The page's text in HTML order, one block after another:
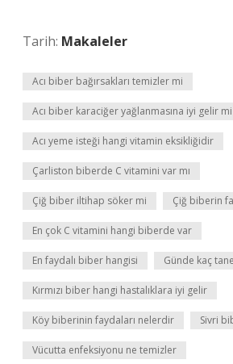
Tarih: Makaleler
Acı biber bağırsakları temizler mi
Acı biber karaciğer yağlanmasına iyi gelir mi
Acı yeme isteği hangi vitamin eksikliğidir
Çarliston biberde C vitamini var mı
Çiğ biber iltihap söker mi Çiğ biberin
En çok C vitamini hangi biberde var
En faydalı biber hangisi Günde kaç
Kırmızı biber hangi hastalıklara iyi gelir
Köy biberinin faydaları nelerdir Sivri
Vücutta enfeksiyonu ne temizler